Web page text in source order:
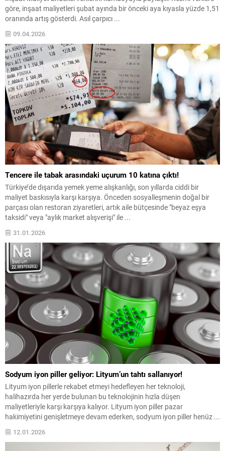
göre, inşaat maliyetleri şubat ayında bir önceki aya kıyasla yüzde 1,51
oranında artış gösterdi. Asıl çarpıcı ...
09.04.2026
Tencere ile tabak arasındaki uçurum 10 katına çıktı!
Türkiye’de dışarıda yemek yeme alışkanlığı, son yıllarda ciddi bir
maliyet baskısıyla karşı karşıya. Önceden sosyalleşmenin doğal bir
parçası olan restoran ziyaretleri, artık aile bütçesinde "beyaz eşya
taksidi" veya "aylık market alışverişi" ile ...
31.01.2026
Sodyum iyon piller geliyor: Lityum’un tahtı sallanıyor!
Lityum iyon pillerle rekabet etmeyi hedefleyen her teknoloji,
halihazırda her yerde bulunan bu teknolojinin hızla düşen
maliyetleriyle karşı karşıya kalıyor. Lityum iyon piller pazar
hakimiyetini genişletmeye devam ederken, sodyum iyon piller henüz ...
12.01.2026